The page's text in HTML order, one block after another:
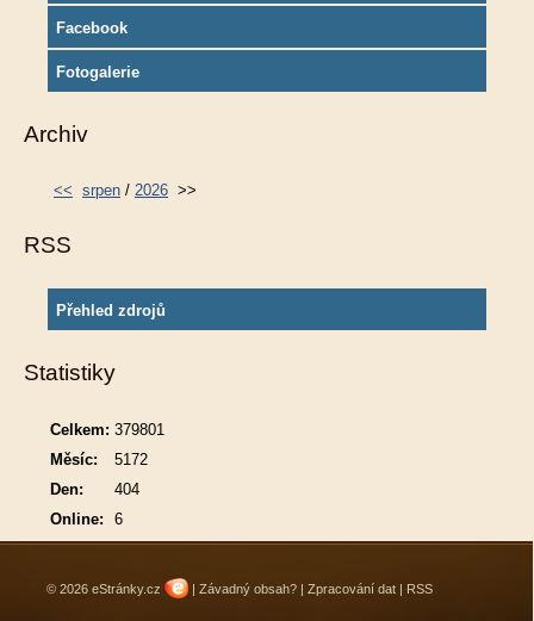
Facebook
Fotogalerie
Archiv
<< srpen / 2026 >>
RSS
Přehled zdrojů
Statistiky
Online: 6
Celkem: 379801
Měsíc:
5172
Den:
404
© 2026 eStránky.cz | Závadný obsah? | Zpracování dat | RSS